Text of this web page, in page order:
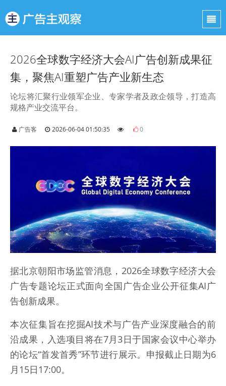
2026全球数字经济大会AI广告创新成果征
集，聚焦AI重塑广告产业新生态
论坛将汇聚行业领军企业、专家学者及政企领导，打造高
规格产业交流平台。
广告客 2026-06-04 01:50:35 0
据北京朝阳市场监管消息，2026全球数字经济大会
广告专题论坛正式面向全国广告企业公开征集AI广
告创新成果。
本次征集旨在挖掘AI技术与广告产业深度融合的前
沿成果，入选项目将在7月3日于国家会议中心举办
的论坛“首发首秀”环节进行展示。申报截止日期为6
月15日17:00。